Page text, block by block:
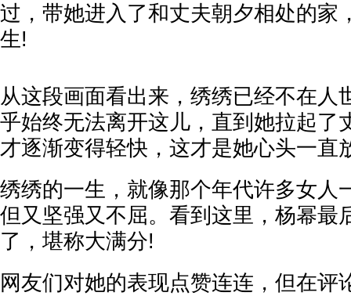
过，带她进入了和丈夫朝夕相处的家
生!
从这段画面看出来，绣绣已经不在人
乎始终无法离开这儿，直到她拉起了
才逐渐变得轻快，这才是她心头一直
绣绣的一生，就像那个年代许多女人
但又坚强又不屈。看到这里，杨幂最
了，堪称大满分!
网友们对她的表现点赞连连，但在评